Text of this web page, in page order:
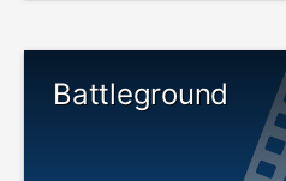
Battleground